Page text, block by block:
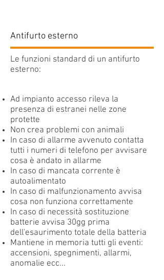
Le funzioni standard di un antifurto
esterno:
Ad impianto accesso rileva la
presenza di estranei nelle zone
protette
Non crea problemi con animali
In caso di allarme avvenuto contatta
tutti i numeri di telefono per avvisare
cosa è andato in allarme
In caso di mancata corrente è
autoalimentato
In caso di malfunzionamento avvisa
cosa non funziona correttamente
In caso di necessità sostituzione
batterie avvisa 30gg prima
dell'esaurimento totale della batteria
Mantiene in memoria tutti gli eventi:
accensioni, spegnimenti, allarmi,
anomalie ecc...
Antifurto esterno